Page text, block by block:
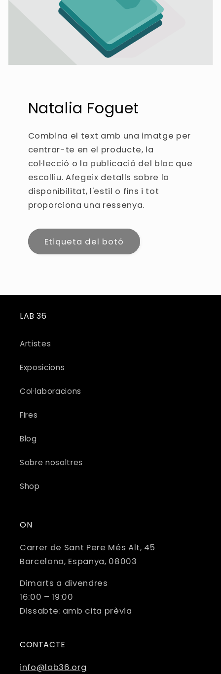
Natalia Foguet
Combina el text amb una imatge per
centrar-te en el producte, la
col·lecció o la publicació del bloc que
escolliu. Afegeix detalls sobre la
disponibilitat, l'estil o fins i tot
proporciona una ressenya.
Etiqueta del botó
LAB 36
Artistes
Exposicions
Col·laboracions
Fires
Blog
Sobre nosaltres
Shop
ON
Carrer de Sant Pere Més Alt, 45
Barcelona, ​​Espanya, 08003
Dimarts a divendres
16:00 – 19:00
Dissabte: amb cita prèvia
CONTACTE
info@lab36.org